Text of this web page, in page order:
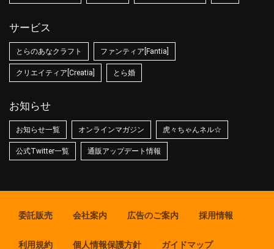
サービス
とらのあなクラフト ファンティア[Fantia]
クリエイティア[Creatia] とら婚
お知らせ
お知らせ一覧 オンラインマガジン 虎々ちゃんネル☆
公式Twitter一覧 通販アップデート情報
委託販売 会社案内 広告のご案内 採用情報
利用規約 個人情報保護方針 ガイドマップ